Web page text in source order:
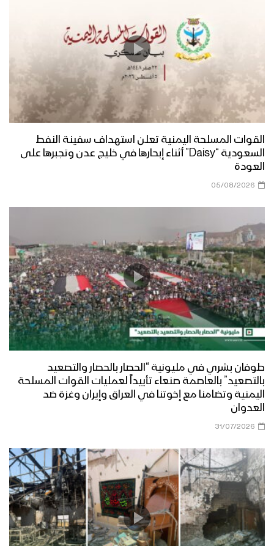
القوات المسلحة اليمنية تعلن استهداف سفينة النفط
السعودية “Daisy” أثناء إبحارها في خليج عدن وتجبرها على
العودة
05/08/2026
طوفان بشري في مليونية “الحصار بالحصار والتصعيد
بالتصعيد” بالعاصمة صنعاء تأييداً لعمليات القوات المسلحة
اليمنية وتضامنا مع إخوتنا في العراق وإيران وغزة ضد
العدوان
31/07/2026